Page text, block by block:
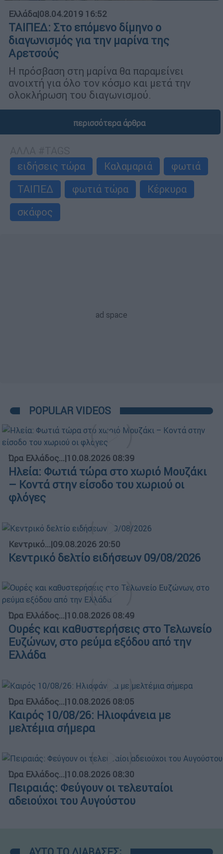
Ελλάδα|08.04.2019 16:52
ΤΑΙΠΕΔ: Στο επόμενο δίμηνο ο
διαγωνισμός για την μαρίνα της
Αρετσούς
Η πρόσβαση στη μαρίνα θα παραμείνει
ανοιχτή για όλο τον κόσμο και μετά την
ολοκλήρωση του διαγωνισμού.
περισσότερα άρθρα
ειδήσεις τώρα
Καλαμαριά
φωτιά
ΤΑΙΠΕΔ
φωτιά τώρα
Κέρκυρα
σκάφος
POPULAR VIDEOS
Ώρα Ελλάδος...|10.08.2026 08:39
Ηλεία: Φωτιά τώρα στο χωριό Μουζάκι
– Κοντά στην είσοδο του χωριού οι
φλόγες
Κεντρικό...|09.08.2026 20:50
Κεντρικό δελτίο ειδήσεων 09/08/2026
Ώρα Ελλάδος...|10.08.2026 08:49
Ουρές και καθυστερήσεις στο Τελωνείο
Ευζώνων, στο ρεύμα εξόδου από την
Ελλάδα
Ώρα Ελλάδος...|10.08.2026 08:05
Καιρός 10/08/26: Ηλιοφάνεια με
μελτέμια σήμερα
Ώρα Ελλάδος...|10.08.2026 08:30
Πειραιάς: Φεύγουν οι τελευταίοι
αδειούχοι του Αυγούστου